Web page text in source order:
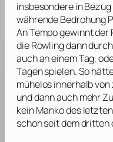
insbesondere in
währende Bedrohung
An Tempo gewinnt der
dieRowlingdann
auch an einem Tag,
Tagen spielen. So
mühelos innerhalb
und dann auch mehr
kein Manko des
schon seit dem dritten